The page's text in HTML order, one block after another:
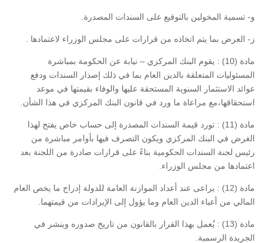
و- تسمية المخولين بالتوقيع على السندات المصدرة.
ز- العرض بما يتم اتخاذه من قرارات على مجلس الوزراء لاعتمادها .
مادة (10) : يقوم البنك المركزي – نيابة عن الحكومة بمباشرة
المسئوليات المتعلقة بالدين العام بما في ذلك إصدار السندات ودفع
عوائد الاستثمار السنوية المستحقة عليها والوفاء بقيمتها في موعد
استحقاقها،مع مراعاة ما ورد في قانون البنك المركزي في هذا الشأن.
مادة (11) : تورد قيمة السندات المصدرة إلى حساب خاص يفتح لهذا
الغرض في البنك المركزي ويكون التصرف فيها بأوامر مباشرة من
رئيس لجنة السندات الحكومية بناءً على قرارات صادرة من اللجنة بعد
اعتمادها من مجلس الوزراء.
مادة (12) : يراعى عند أعداد الموازنة العامة للدولة إدراج ما يخص العام
المالي من أعباء الدين العام وما يؤول إلى الإيرادات من قيمتهما.
مادة (13) : يُعمل بهذا القرار بالقانون من تاريخ صدوره وينشر في
الجريدة الرسمية.